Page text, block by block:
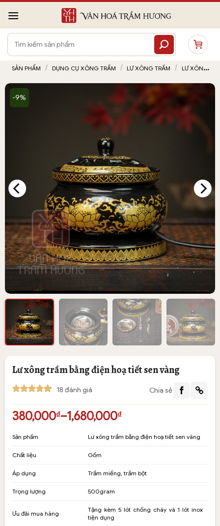
qua
nội
dung
Tìm
SẢN PHẨM / DỤNG CỤ XÔNG TRẦM / LƯ XÔNG TRẦM /
LƯ XÔNG
-9%
Lư xông trầm bằng điện hoạ tiết sen vàng
đánh giá
18 đánh giá Chia sẻ
380,000₫–1,680,000₫
Khoảng
từ
380,000₫
đến
1,680,000₫
Sản phấm Lư xông trầm bằng điện hoạ tiết sen vàng
Chất liệu Gốm
Áp dụng Trầm miếng, trầm bột
Trọng lượng 500gram
Ưu đãi mua hàng
Tặng kèm 5 lót chống cháy và 1 lót inox
tiện dụng